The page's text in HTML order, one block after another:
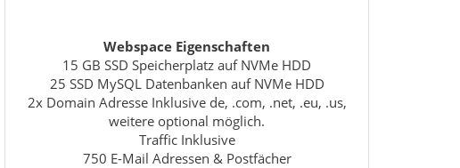
Webspace Eigenschaften
15 GB SSD Speicherplatz auf NVMe HDD
25 SSD MySQL Datenbanken auf NVMe HDD
2x Domain Adresse Inklusive de, .com, .net, .eu, .us,
weitere optional möglich.
Traffic Inklusive
750 E-Mail Adressen & Postfächer